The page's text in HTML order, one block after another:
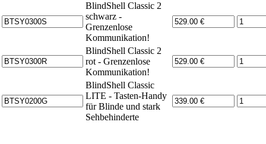
BlindShell Classic 2
schwarz -
Grenzenlose
Kommunikation!
BlindShell Classic 2
rot - Grenzenlose
Kommunikation!
BlindShell Classic
LITE - Tasten-Handy
für Blinde und stark
Sehbehinderte